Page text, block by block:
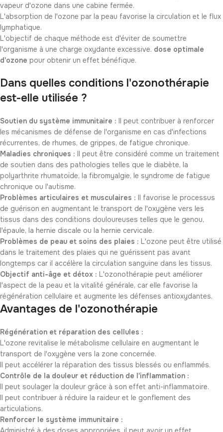
vapeur d'ozone dans une cabine fermée.
L'absorption de l'ozone par la peau favorise la circulation et le flux
lymphatique.
L'objectif de chaque méthode est d'éviter de soumettre
l'organisme à une charge oxydante excessive. dose optimale
d'ozone pour obtenir un effet bénéfique.
Dans quelles conditions l'ozonothérapie
est-elle utilisée ?
Soutien du système immunitaire : Il peut contribuer à renforcer
les mécanismes de défense de l'organisme en cas d'infections
récurrentes, de rhumes, de grippes, de fatigue chronique.
Maladies chroniques : Il peut être considéré comme un traitement
de soutien dans des pathologies telles que le diabète, la
polyarthrite rhumatoïde, la fibromyalgie, le syndrome de fatigue
chronique ou l'autisme.
Problèmes articulaires et musculaires : Il favorise le processus
de guérison en augmentant le transport de l'oxygène vers les
tissus dans des conditions douloureuses telles que le genou,
l'épaule, la hernie discale ou la hernie cervicale.
Problèmes de peau et soins des plaies : L'ozone peut être utilisé
dans le traitement des plaies qui ne guérissent pas avant
longtemps car il accélère la circulation sanguine dans les tissus.
Objectif anti-âge et détox : L'ozonothérapie peut améliorer
l'aspect de la peau et la vitalité générale, car elle favorise la
régénération cellulaire et augmente les défenses antioxydantes.
Avantages de l'ozonothérapie
Régénération et réparation des cellules :
L'ozone revitalise le métabolisme cellulaire en augmentant le
transport de l'oxygène vers la zone concernée.
Il peut accélérer la réparation des tissus blessés ou enflammés.
Contrôle de la douleur et réduction de l'inflammation :
Il peut soulager la douleur grâce à son effet anti-inflammatoire.
Il peut contribuer à réduire la raideur et le gonflement des
articulations.
Renforcer le système immunitaire :